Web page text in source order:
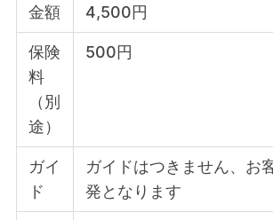
金額 4,500円
保険
料
（別
途）
500円
ガイ
ド
ガイドはつきません、お
発となります